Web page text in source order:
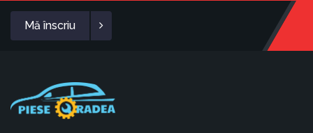
Mă înscriu